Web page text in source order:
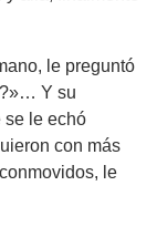
le preguntó
?»… Y su
se le echó
con más
le